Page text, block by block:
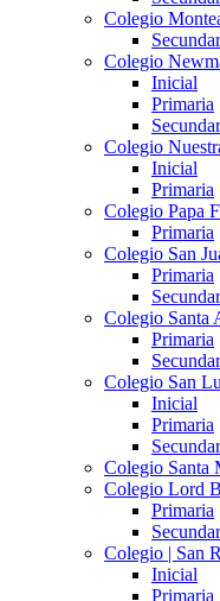
Colegio
Colegio
Inicial
Primaria
Colegio
Inicial
Primaria
Colegio Papa
Primaria
Colegio San
Primaria
Colegio Santa
Primaria
Colegio San
Inicial
Primaria
Colegio Santa
Colegio Lord
Primaria
Colegio | San
Inicial
Primaria